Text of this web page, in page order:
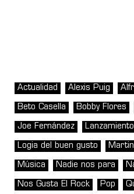
Actualidad Alexis Puig
Beto Casella Bobby Flores
Joe Fernández
Logia del buen gusto
Música Nadie nos para
Nos Gusta El Rock Pop